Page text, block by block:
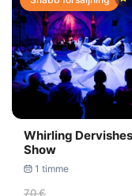
Whirling Dervishes
Show
1 timme
70 €